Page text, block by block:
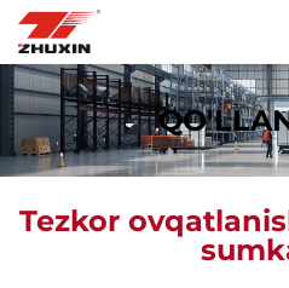
Mahsulotlar
Istiqbolli Tarmoqlar
Tezkor